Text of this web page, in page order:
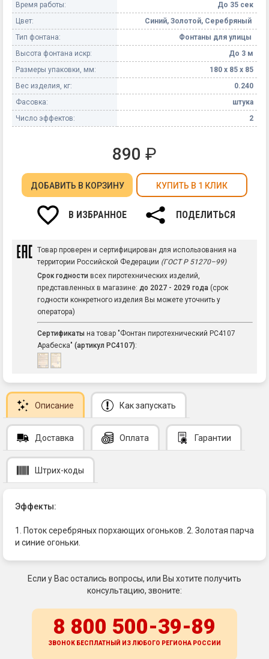
Время работы:
До 35 сек
Цвет:
Синий, Золотой, Серебряный
Тип фонтана:
Фонтаны для улицы
Высота фонтана искр:
До 3 м
Размеры упаковки, мм:
180 х 85 х 85
Вес изделия, кг:
0.240
Фасовка:
штука
Число эффектов:
2
890 ₽
ДОБАВИТЬ В КОРЗИНУ КУПИТЬ В 1 КЛИК
В ИЗБРАННОЕ ПОДЕЛИТЬСЯ
Товар проверен и сертифицирован для использования на
территории Российской Федерации (ГОСТ Р 51270–99)
Срок годности всех пиротехнических изделий,
представленных в магазине: до 2027 - 2029 года (срок
годности конкретного изделия Вы можете уточнить у
оператора)
Сертификаты на товар "Фонтан пиротехнический РС4107
Арабеска" (артикул РС4107):
Описание Как запускать
Доставка Оплата Гарантии
Штрих-коды
Эффекты:
1. Поток серебряных порхающих огоньков. 2. Золотая парча
и синие огоньки.
Если у Вас остались вопросы, или Вы хотите получить
консультацию, звоните:
8 800 500-39-89
ЗВОНОК БЕСПЛАТНЫЙ ИЗ ЛЮБОГО РЕГИОНА РОССИИ